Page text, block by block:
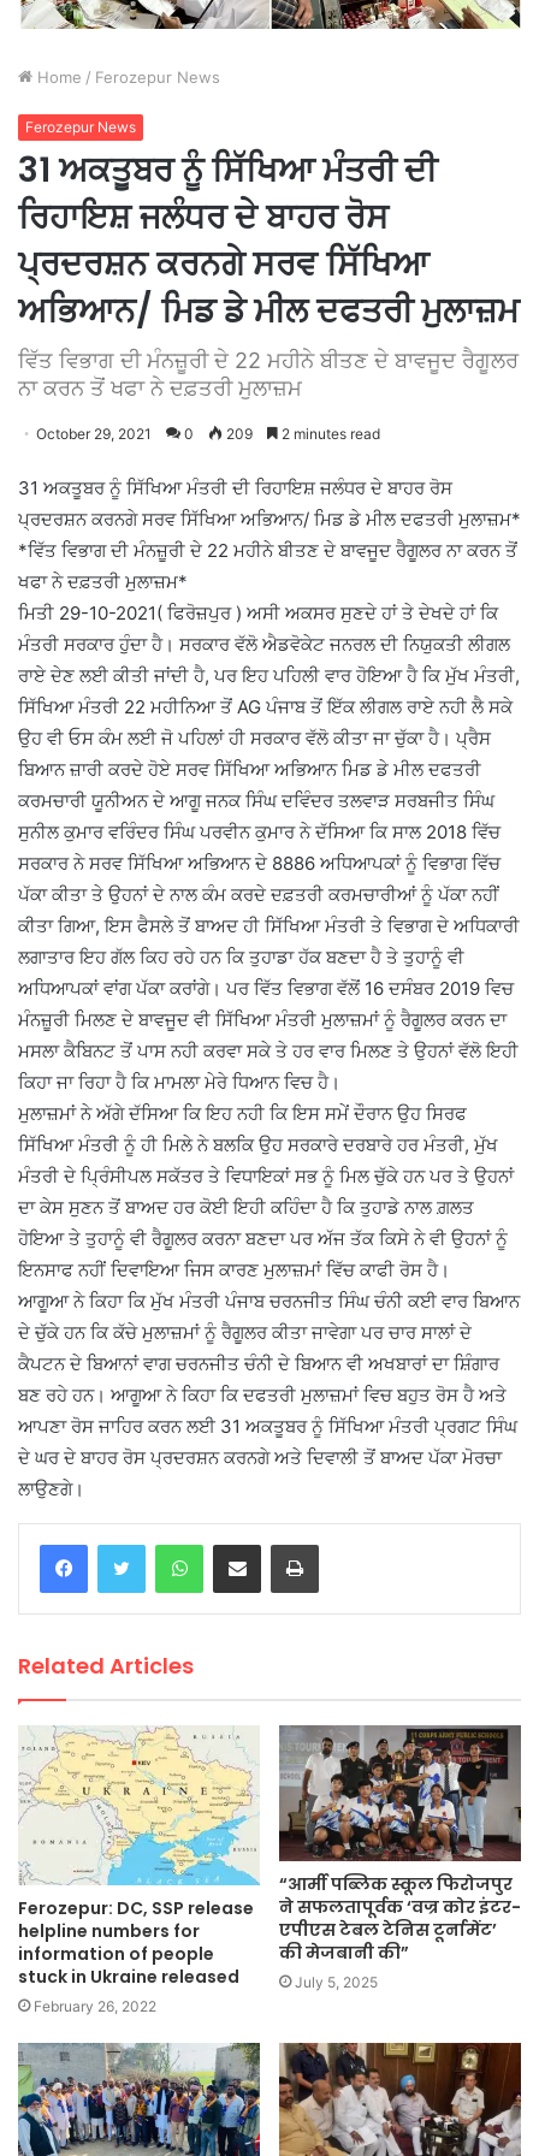
Home / Ferozepur News
Ferozepur News
31 ਅਕਤੂਬਰ ਨੂੰ ਸਿੱਖਿਆ ਮੰਤਰੀ ਦੀ
ਰਿਹਾਇਸ਼ ਜਲੰਧਰ ਦੇ ਬਾਹਰ ਰੋਸ
ਪ੍ਰਦਰਸ਼ਨ ਕਰਨਗੇ ਸਰਵ ਸਿੱਖਿਆ
ਅਭਿਆਨ/ ਮਿਡ ਡੇ ਮੀਲ ਦਫਤਰੀ ਮੁਲਾਜ਼ਮ
ਵਿੱਤ ਵਿਭਾਗ ਦੀ ਮੰਨਜ਼ੂਰੀ ਦੇ 22 ਮਹੀਨੇ ਬੀਤਣ ਦੇ ਬਾਵਜੂਦ ਰੈਗੂਲਰ
ਨਾ ਕਰਨ ਤੋਂ ਖਫਾ ਨੇ ਦਫ਼ਤਰੀ ਮੁਲਾਜ਼ਮ
October 29, 2021 0 209 2 minutes read
31 ਅਕਤੂਬਰ ਨੂੰ ਸਿੱਖਿਆ ਮੰਤਰੀ ਦੀ ਰਿਹਾਇਸ਼ ਜਲੰਧਰ ਦੇ ਬਾਹਰ ਰੋਸ
ਪ੍ਰਦਰਸ਼ਨ ਕਰਨਗੇ ਸਰਵ ਸਿੱਖਿਆ ਅਭਿਆਨ/ ਮਿਡ ਡੇ ਮੀਲ ਦਫਤਰੀ ਮੁਲਾਜ਼ਮ*
*ਵਿੱਤ ਵਿਭਾਗ ਦੀ ਮੰਨਜ਼ੂਰੀ ਦੇ 22 ਮਹੀਨੇ ਬੀਤਣ ਦੇ ਬਾਵਜੂਦ ਰੈਗੂਲਰ ਨਾ ਕਰਨ ਤੋਂ
ਖਫਾ ਨੇ ਦਫ਼ਤਰੀ ਮੁਲਾਜ਼ਮ*
ਮਿਤੀ 29-10-2021( ਫਿਰੋਜ਼ਪੁਰ ) ਅਸੀ ਅਕਸਰ ਸੁਣਦੇ ਹਾਂ ਤੇ ਦੇਖਦੇ ਹਾਂ ਕਿ
ਮੰਤਰੀ ਸਰਕਾਰ ਹੁੰਦਾ ਹੈ। ਸਰਕਾਰ ਵੱਲੋ ਐਡਵੋਕੇਟ ਜਨਰਲ ਦੀ ਨਿਯੁਕਤੀ ਲੀਗਲ
ਰਾਏ ਦੇਣ ਲਈ ਕੀਤੀ ਜਾਂਦੀ ਹੈ, ਪਰ ਇਹ ਪਹਿਲੀ ਵਾਰ ਹੋਇਆ ਹੈ ਕਿ ਮੁੱਖ ਮੰਤਰੀ,
ਸਿੱਖਿਆ ਮੰਤਰੀ 22 ਮਹੀਨਿਆ ਤੋਂ AG ਪੰਜਾਬ ਤੋਂ ਇੱਕ ਲੀਗਲ ਰਾਏ ਨਹੀ ਲੈ ਸਕੇ
ਉਹ ਵੀ ਓਸ ਕੰਮ ਲਈ ਜੋ ਪਹਿਲਾਂ ਹੀ ਸਰਕਾਰ ਵੱਲੋ ਕੀਤਾ ਜਾ ਚੁੱਕਾ ਹੈ। ਪ੍ਰੈਸ
ਬਿਆਨ ਜ਼ਾਰੀ ਕਰਦੇ ਹੋਏ ਸਰਵ ਸਿੱਖਿਆ ਅਭਿਆਨ ਮਿਡ ਡੇ ਮੀਲ ਦਫਤਰੀ
ਕਰਮਚਾਰੀ ਯੂਨੀਅਨ ਦੇ ਆਗੂ ਜਨਕ ਸਿੰਘ ਦਵਿੰਦਰ ਤਲਵਾੜ ਸਰਬਜੀਤ ਸਿੰਘ
ਸੁਨੀਲ ਕੁਮਾਰ ਵਰਿੰਦਰ ਸਿੰਘ ਪਰਵੀਨ ਕੁਮਾਰ ਨੇ ਦੱਸਿਆ ਕਿ ਸਾਲ 2018 ਵਿੱਚ
ਸਰਕਾਰ ਨੇ ਸਰਵ ਸਿੱਖਿਆ ਅਭਿਆਨ ਦੇ 8886 ਅਧਿਆਪਕਾਂ ਨੂੰ ਵਿਭਾਗ ਵਿੱਚ
ਪੱਕਾ ਕੀਤਾ ਤੇ ਉਹਨਾਂ ਦੇ ਨਾਲ ਕੰਮ ਕਰਦੇ ਦਫ਼ਤਰੀ ਕਰਮਚਾਰੀਆਂ ਨੂੰ ਪੱਕਾ ਨਹੀਂ
ਕੀਤਾ ਗਿਆ, ਇਸ ਫੈਸਲੇ ਤੋਂ ਬਾਅਦ ਹੀ ਸਿੱਖਿਆ ਮੰਤਰੀ ਤੇ ਵਿਭਾਗ ਦੇ ਅਧਿਕਾਰੀ
ਲਗਾਤਾਰ ਇਹ ਗੱਲ ਕਿਹ ਰਹੇ ਹਨ ਕਿ ਤੁਹਾਡਾ ਹੱਕ ਬਣਦਾ ਹੈ ਤੇ ਤੁਹਾਨੂੰ ਵੀ
ਅਧਿਆਪਕਾਂ ਵਾਂਗ ਪੱਕਾ ਕਰਾਂਗੇ। ਪਰ ਵਿੱਤ ਵਿਭਾਗ ਵੱਲੋਂ 16 ਦਸੰਬਰ 2019 ਵਿਚ
ਮੰਨਜ਼ੂਰੀ ਮਿਲਣ ਦੇ ਬਾਵਜੂਦ ਵੀ ਸਿੱਖਿਆ ਮੰਤਰੀ ਮੁਲਾਜ਼ਮਾਂ ਨੂੰ ਰੈਗੂਲਰ ਕਰਨ ਦਾ
ਮਸਲਾ ਕੈਬਿਨਟ ਤੋਂ ਪਾਸ ਨਹੀ ਕਰਵਾ ਸਕੇ ਤੇ ਹਰ ਵਾਰ ਮਿਲਣ ਤੇ ਉਹਨਾਂ ਵੱਲੋ ਇਹੀ
ਕਿਹਾ ਜਾ ਰਿਹਾ ਹੈ ਕਿ ਮਾਮਲਾ ਮੇਰੇ ਧਿਆਨ ਵਿਚ ਹੈ।
ਮੁਲਾਜ਼ਮਾਂ ਨੇ ਅੱਗੇ ਦੱਸਿਆ ਕਿ ਇਹ ਨਹੀ ਕਿ ਇਸ ਸਮੇਂ ਦੌਰਾਨ ਉਹ ਸਿਰਫ
ਸਿੱਖਿਆ ਮੰਤਰੀ ਨੂੰ ਹੀ ਮਿਲੇ ਨੇ ਬਲਕਿ ਉਹ ਸਰਕਾਰੇ ਦਰਬਾਰੇ ਹਰ ਮੰਤਰੀ, ਮੁੱਖ
ਮੰਤਰੀ ਦੇ ਪ੍ਰਿੰਸੀਪਲ ਸਕੱਤਰ ਤੇ ਵਿਧਾਇਕਾਂ ਸਭ ਨੂੰ ਮਿਲ ਚੁੱਕੇ ਹਨ ਪਰ ਤੇ ਉਹਨਾਂ
ਦਾ ਕੇਸ ਸੁਣਨ ਤੋਂ ਬਾਅਦ ਹਰ ਕੋਈ ਇਹੀ ਕਹਿੰਦਾ ਹੈ ਕਿ ਤੁਹਾਡੇ ਨਾਲ ਗ਼ਲਤ
ਹੋਇਆ ਤੇ ਤੁਹਾਨੂੰ ਵੀ ਰੈਗੂਲਰ ਕਰਨਾ ਬਣਦਾ ਪਰ ਅੱਜ ਤੱਕ ਕਿਸੇ ਨੇ ਵੀ ਉਹਨਾਂ ਨੂੰ
ਇਨਸਾਫ ਨਹੀਂ ਦਿਵਾਇਆ ਜਿਸ ਕਾਰਣ ਮੁਲਾਜ਼ਮਾਂ ਵਿੱਚ ਕਾਫੀ ਰੋਸ ਹੈ।
ਆਗੂਆ ਨੇ ਕਿਹਾ ਕਿ ਮੁੱਖ ਮੰਤਰੀ ਪੰਜਾਬ ਚਰਨਜੀਤ ਸਿੰਘ ਚੰਨੀ ਕਈ ਵਾਰ ਬਿਆਨ
ਦੇ ਚੁੱਕੇ ਹਨ ਕਿ ਕੱਚੇ ਮੁਲਾਜ਼ਮਾਂ ਨੂੰ ਰੈਗੂਲਰ ਕੀਤਾ ਜਾਵੇਗਾ ਪਰ ਚਾਰ ਸਾਲਾਂ ਦੇ
ਕੈਪਟਨ ਦੇ ਬਿਆਨਾਂ ਵਾਗ ਚਰਨਜੀਤ ਚੰਨੀ ਦੇ ਬਿਆਨ ਵੀ ਅਖਬਾਰਾਂ ਦਾ ਸ਼ਿੰਗਾਰ
ਬਣ ਰਹੇ ਹਨ। ਆਗੂਆ ਨੇ ਕਿਹਾ ਕਿ ਦਫਤਰੀ ਮੁਲਾਜ਼ਮਾਂ ਵਿਚ ਬਹੁਤ ਰੋਸ ਹੈ ਅਤੇ
ਆਪਣਾ ਰੋਸ ਜਾਹਿਰ ਕਰਨ ਲਈ 31 ਅਕਤੂਬਰ ਨੂੰ ਸਿੱਖਿਆ ਮੰਤਰੀ ਪ੍ਰਗਟ ਸਿੰਘ
ਦੇ ਘਰ ਦੇ ਬਾਹਰ ਰੋਸ ਪ੍ਰਦਰਸ਼ਨ ਕਰਨਗੇ ਅਤੇ ਦਿਵਾਲੀ ਤੋਂ ਬਾਅਦ ਪੱਕਾ ਮੋਰਚਾ
ਲਾਉਣਗੇ।
WhatsAppShare via Email Print
Related Articles
Ferozepur: DC, SSP release
helpline numbers for
information of people
stuck in Ukraine released
February 26, 2022
“आर्मी पब्लिक स्कूल फिरोजपुर
ने सफलतापूर्वक ‘वज्र कोर इंटर-
एपीएस टेबल टेनिस टूर्नामेंट’
की मेजबानी की”
July 5, 2025